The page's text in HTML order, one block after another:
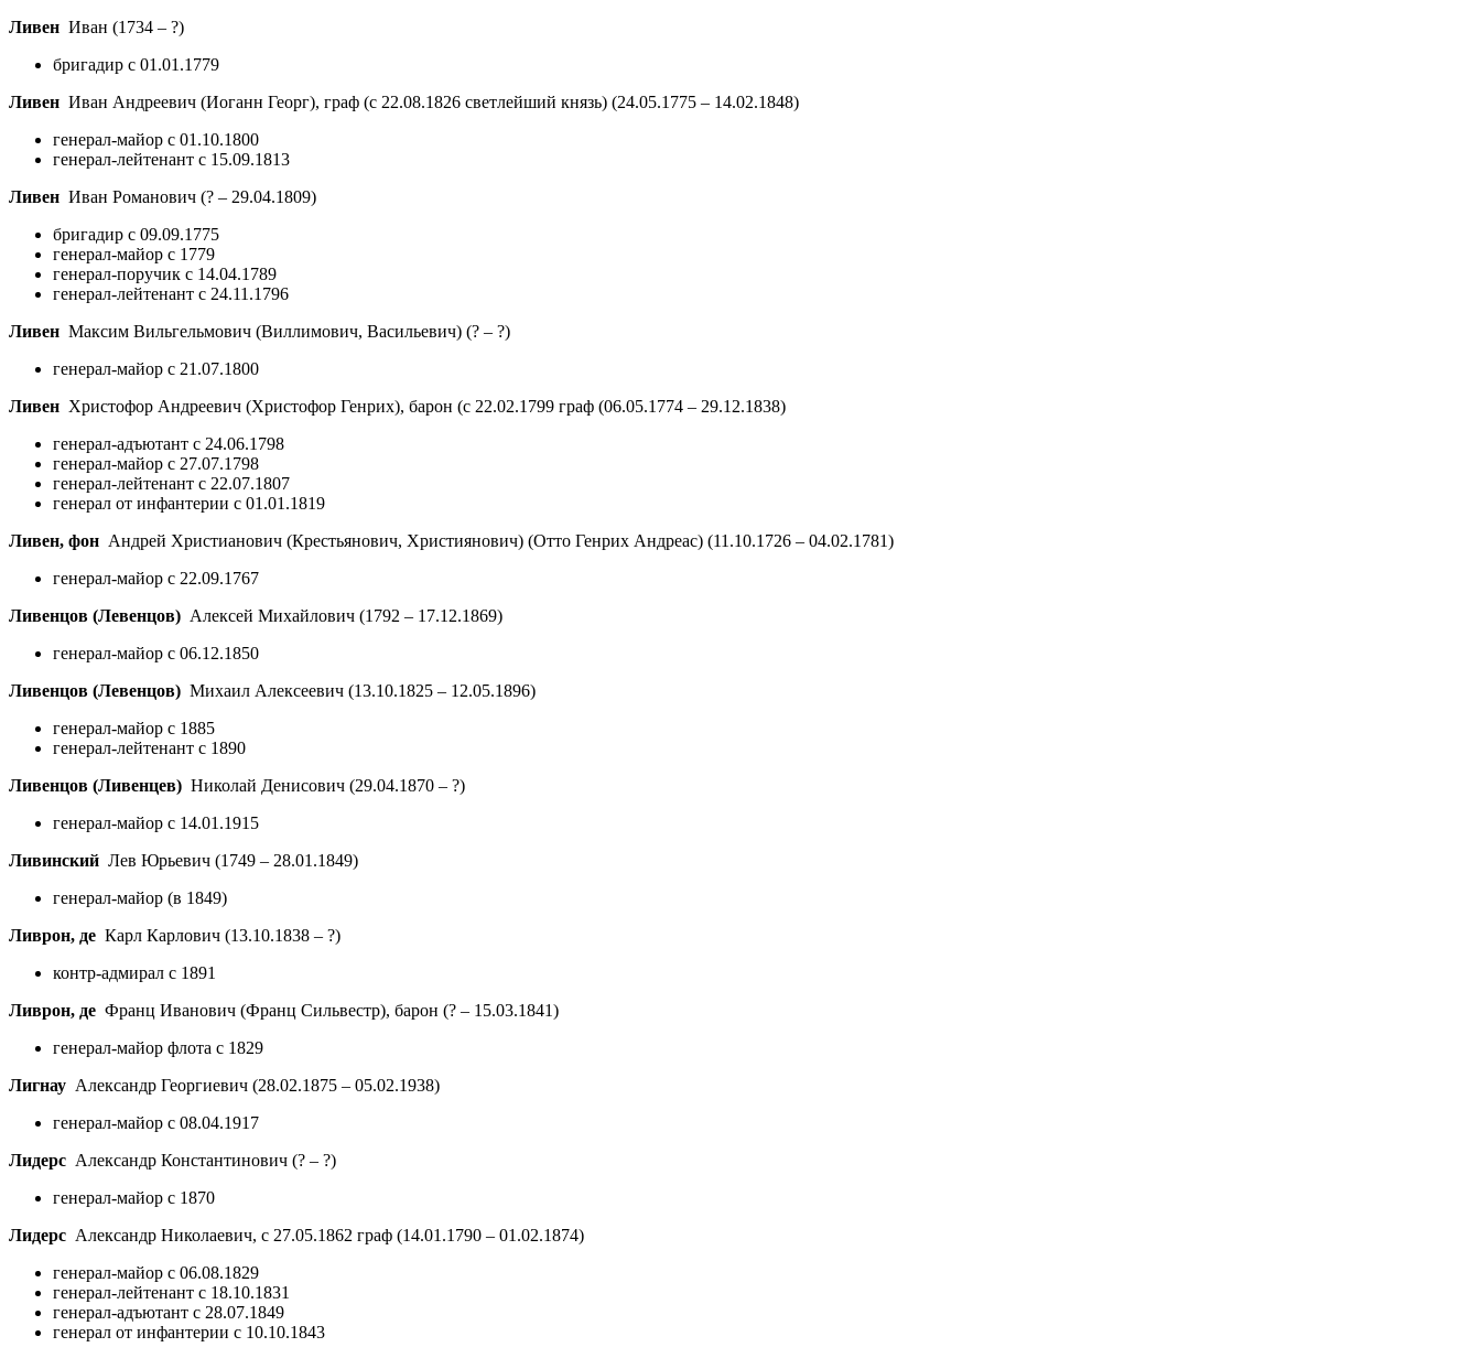
Ливен Иван (1734 – ?)
бригадир с 01.01.1779
Ливен Иван Андреевич (Иоганн Георг), граф (с 22.08.1826 светлейший князь) (24.05.1775 – 14.02.1848)
генерал-майор с 01.10.1800
генерал-лейтенант с 15.09.1813
Ливен Иван Романович (? – 29.04.1809)
бригадир с 09.09.1775
генерал-майор с 1779
генерал-поручик с 14.04.1789
генерал-лейтенант с 24.11.1796
Ливен Максим Вильгельмович (Виллимович, Васильевич) (? – ?)
генерал-майор с 21.07.1800
Ливен Христофор Андреевич (Христофор Генрих), барон (с 22.02.1799 граф (06.05.1774 – 29.12.1838)
генерал-адъютант с 24.06.1798
генерал-майор с 27.07.1798
генерал-лейтенант с 22.07.1807
генерал от инфантерии с 01.01.1819
Ливен, фон Андрей Христианович (Крестьянович, Християнович) (Отто Генрих Андреас) (11.10.1726 – 04.02.1781)
генерал-майор с 22.09.1767
Ливенцов (Левенцов) Алексей Михайлович (1792 – 17.12.1869)
генерал-майор с 06.12.1850
Ливенцов (Левенцов) Михаил Алексеевич (13.10.1825 – 12.05.1896)
генерал-майор с 1885
генерал-лейтенант с 1890
Ливенцов (Ливенцев) Николай Денисович (29.04.1870 – ?)
генерал-майор с 14.01.1915
Ливинский Лев Юрьевич (1749 – 28.01.1849)
генерал-майор (в 1849)
Ливрон, де Карл Карлович (13.10.1838 – ?)
контр-адмирал с 1891
Ливрон, де Франц Иванович (Франц Сильвестр), барон (? – 15.03.1841)
генерал-майор флота с 1829
Лигнау Александр Георгиевич (28.02.1875 – 05.02.1938)
генерал-майор с 08.04.1917
Лидерс Александр Константинович (? – ?)
генерал-майор с 1870
Лидерс Александр Николаевич, с 27.05.1862 граф (14.01.1790 – 01.02.1874)
генерал-майор с 06.08.1829
генерал-лейтенант с 18.10.1831
генерал-адъютант с 28.07.1849
генерал от инфантерии с 10.10.1843